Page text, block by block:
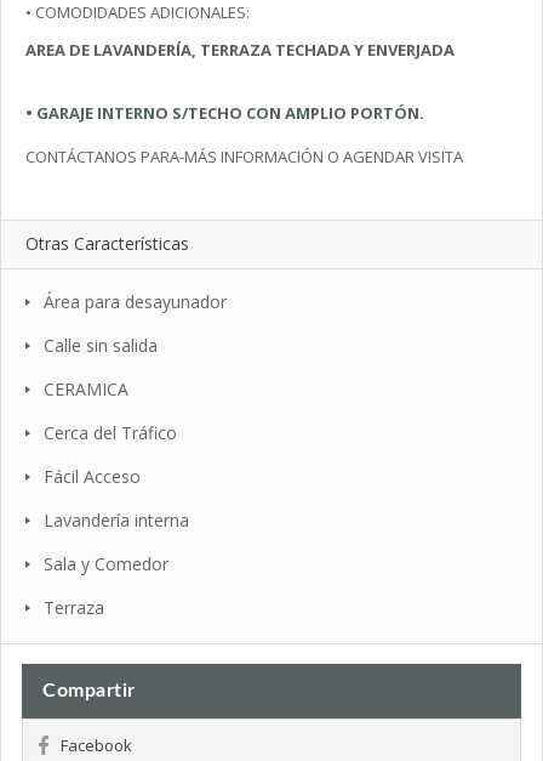
• COMODIDADES ADICIONALES:
AREA DE LAVANDERÍA, TERRAZA TECHADA Y ENVERJADA
• GARAJE INTERNO S/TECHO CON AMPLIO PORTÓN.
CONTÁCTANOS PARA-MÁS INFORMACIÓN O AGENDAR VISITA
Otras Características
Área para desayunador
Calle sin salida
CERAMICA
Cerca del Tráfico
Fácil Acceso
Lavandería interna
Sala y Comedor
Terraza
Compartir
Facebook